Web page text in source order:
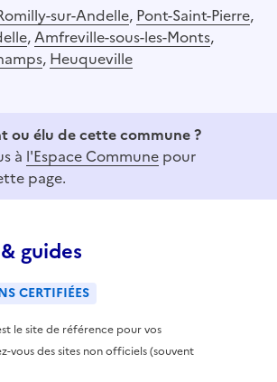
sur-Andelle, Pont-Saint-Pierre,
,Amfreville-sous-les-Monts,
, Heuqueville
ou élu de cette commune ?
à l'Espace Commune pour
page.
guides
CERTIFIÉES
le site de référence pour vos
vous des sites non officiels (souvent